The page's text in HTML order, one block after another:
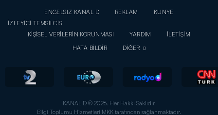
ENGELSİZ KANAL D REKLAM
KÜNYE
İZLEYİCİ TEMSİLCİSİ
KİŞİSEL VERİLERİN KORUNMASI
YARDIM
İLETİŞİM
HATA BİLDİR
DİĞER
KANAL D © 2026. Her Hakkı Saklıdır.
Bilgi Toplumu Hizmetleri MKK tarafından sağlanmaktadır.